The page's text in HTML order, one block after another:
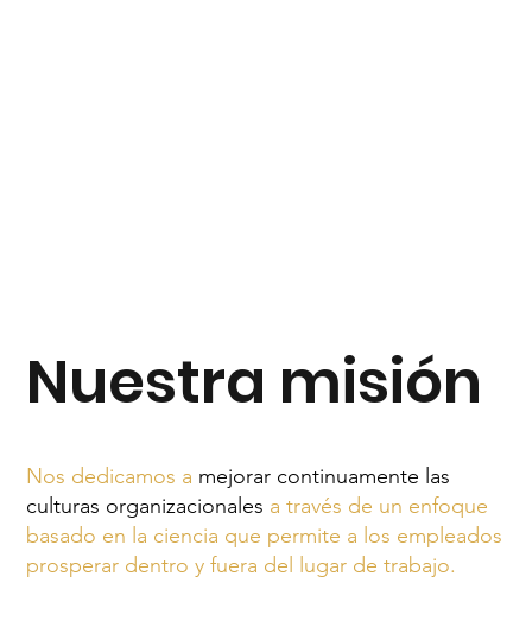
Nuestra misión
Nos dedicamos a mejorar continuamente las
culturas organizacionales a través de un enfoque
basado en la ciencia que permite a los empleados
prosperar dentro y fuera del lugar de trabajo.